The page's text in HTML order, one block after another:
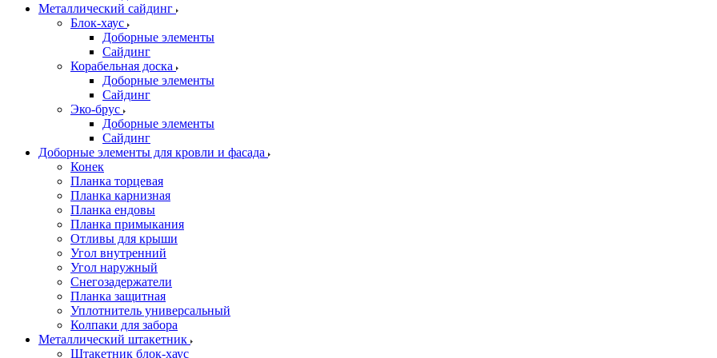
Металлический сайдинг
Блок-хаус
Доборные элементы
Сайдинг
Корабельная доска
Доборные элементы
Сайдинг
Эко-брус
Доборные элементы
Сайдинг
Доборные элементы для кровли и фасада
Конек
Планка торцевая
Планка карнизная
Планка ендовы
Планка примыкания
Отливы для крыши
Угол внутренний
Угол наружный
Снегозадержатели
Планка защитная
Уплотнитель универсальный
Колпаки для забора
Металлический штакетник
Штакетник блок-хаус